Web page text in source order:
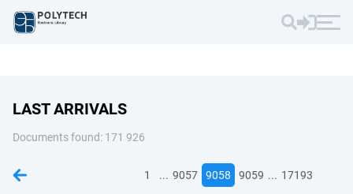
LAST ARRIVALS
Documents found: 171 926
1 ... 9057 9058 9059 ... 17193